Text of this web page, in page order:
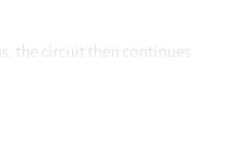
the circuit then continues